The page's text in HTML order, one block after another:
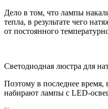
Дело в том, что лампы
тепла, в результате чего
от постоянного
Светодиодная люстра для
Поэтому в последнее время,
набирают лампы с LED-